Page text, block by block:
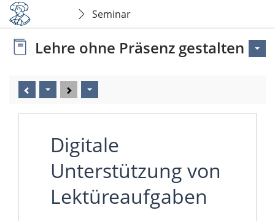
Seminar
Lehre ohne Präsenz gestalten
Digitale
Unterstützung von
Lektüreaufgaben